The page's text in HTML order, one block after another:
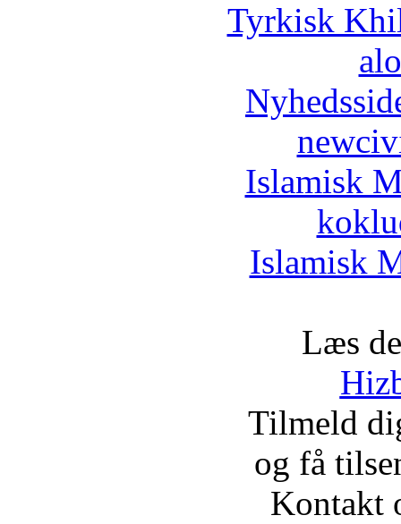
Tyrkisk
Islamisk
Islamisk
Læs
Tilmeld
og få
Kontakt